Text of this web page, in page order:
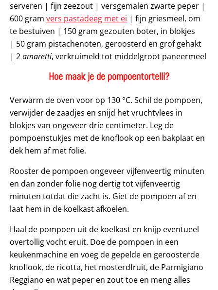
serveren | fijn zeezout | versgemalen zwarte peper |
600 gram vers pastadeeg met ei | fijn griesmeel, om
te bestuiven | 150 gram gezouten boter, in blokjes
| 50 gram pistachenoten, geroosterd en grof gehakt
| 2amaretti, verkruimeld tot middelgroot paneermeel
Hoe maak je de pompoentortelli?
Verwarm de oven voor op 130 °C. Schil de pompoen,
verwijder de zaadjes en snijd het vruchtvlees in
blokjes van ongeveer drie centimeter. Leg de
pompoenstukjes met de knoflook op een bakplaat en
dek hem af met folie.
Rooster de pompoen ongeveer vijfenveertig minuten
en dan zonder folie nog dertig tot vijfenveertig
minuten totdat die zacht is. Giet de pompoen af en
laat hem in de koelkast afkoelen.
Haal de pompoen uit de koelkast en knijp eventueel
overtollig vocht eruit. Doe de pompoen in een
keukenmachine en voeg de gepelde en geroosterde
knoflook, de ricotta, het mosterdfruit, de Parmigiano
Reggiano en wat peper en zout toe en meng alles